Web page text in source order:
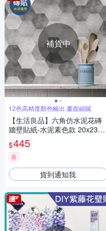
補貨中
12色高精度顏色輸出,畫面細膩
【生活良品】六角仿水泥花磚
牆壁貼紙-水泥素色款 20x23cm
每套10片(防水即撕即貼)
$445
券
貨到通知我